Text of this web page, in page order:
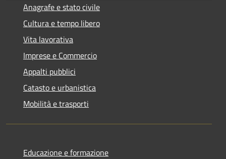
Anagrafe e stato civile
Cultura e tempo libero
Vita lavorativa
Imprese e Commercio
Appalti pubblici
Catasto e urbanistica
Mobilità e trasporti
Educazione e formazione